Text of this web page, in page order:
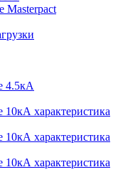
Masterpact
4.5кА
характеристика
характеристика
характеристика